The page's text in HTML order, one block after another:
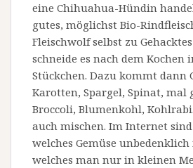
eine Chihuahua-Hündin
gutes, möglichst Bio-
Fleischwolf selbst zu
schneide es nach dem Kochen
Stückchen. Dazu kommt dann
Karotten, Spargel, Spinat, mal
Broccoli, Blumenkohl,
auch mischen. Im Internet
welches Gemüse
welches man nur in kleinen